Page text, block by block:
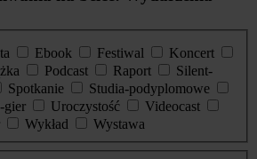
Ebook Festiwal
Koncert
Podcast Raport
Silent-
Spotkanie
Studia-podyplomowe
gier Uroczystość
Videocast
Wykład
Wystawa